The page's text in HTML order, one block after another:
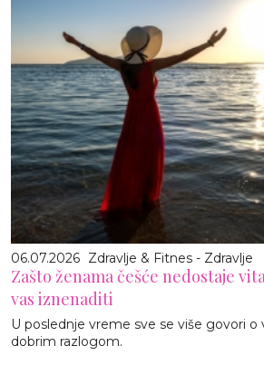
06.07.2026 Zdravlje & Fitnes - Zdravlje
Zašto ženama češće nedostaje
vas iznenaditi
U poslednje vreme sve se više govori o
dobrim razlogom.